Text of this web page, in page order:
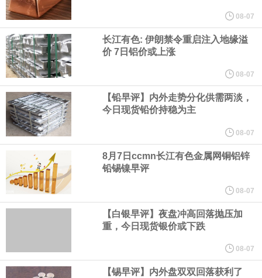
美元的项目制造重重阻碍
欧股开盘涨跌不一，德国DAX指数跌0.29%，英国富时100指数涨
0.08%，法国CAC40指数涨0.03%，欧洲斯托克50指数跌0.15%，
意大利富时MIB指数跌0.18%。
LME伦镍日内跌超3.00%，现报16574.100美元/吨。
瑞士7月季调后失业率 3.1%，预期 3.1%，前值 3.1%。瑞士7月未
季调失业率 3%，预期 3%，前值 2.9%。
商品期货收盘，黄金连续涨3.44%，焦炭连续涨2.72%，铁矿石连续
沙特下调了对亚洲的主要原油价格，与此同时，各方正就一项旨在
08-07
长江有色: 伊朗禁令重启注入地缘溢
价 7日铝价或上涨
08-07
【铅早评】内外走势分化供需两淡，
今日现货铅价持稳为主
08-07
8月7日ccmn长江有色金属网铜铝锌
铅锡镍早评
08-07
【白银早评】夜盘冲高回落抛压加
重，今日现货银价或下跌
08-07
【锡早评】内外盘双双回落获利了